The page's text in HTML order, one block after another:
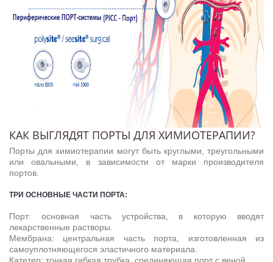
КАК ВЫГЛЯДЯТ ПОРТЫ ДЛЯ ХИМИОТЕРАПИИ?
Порты для химиотерапии могут быть круглыми, треугольными
или овальными, в зависимости от марки производителя
портов.
ТРИ ОСНОВНЫЕ ЧАСТИ ПОРТА:
Порт: основная часть устройства, в которую вводят
лекарственные растворы.
Мембрана: центральная часть порта, изготовленная из
самоуплотняющегося эластичного материала.